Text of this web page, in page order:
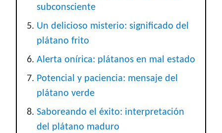
subconsciente
Un delicioso misterio: significado del
plátano frito
Alerta onírica: plátanos en mal estado
Potencial y paciencia: mensaje del
plátano verde
Saboreando el éxito: interpretación
del plátano maduro